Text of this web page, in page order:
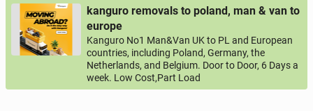
Offer and Adverts Price
ACCOMMODATION 273online ads
kanguro removals to poland, man & van to
europe
Kanguro No1 Man&Van UK to PL and European
countries, including Poland, Germany, the
Netherlands, and Belgium. Door to Door, 6 Days a
week. Low Cost,Part Load